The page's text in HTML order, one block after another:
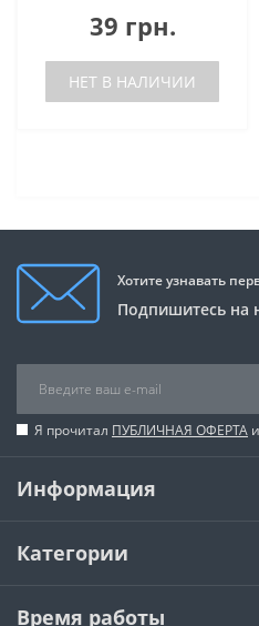
39 грн.
НЕТ В НАЛИЧИИ
Хотите узнавать
Подпишитесь на
Я прочитал ПУБЛИЧНАЯ ОФЕРТА
Информация
Категории
Время работы